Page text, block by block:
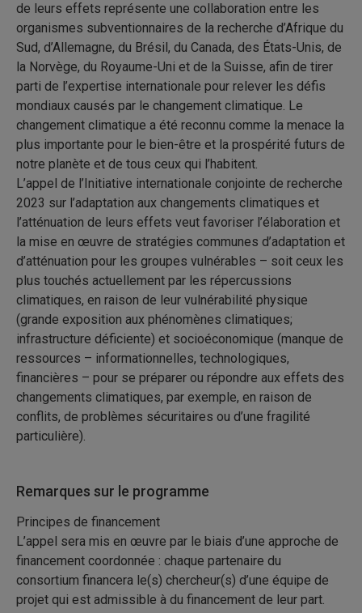
de leurs effets représente une collaboration entre les
organismes subventionnaires de la recherche d’Afrique du
Sud, d’Allemagne, du Brésil, du Canada, des États-Unis, de
la Norvège, du Royaume-Uni et de la Suisse, afin de tirer
parti de l’expertise internationale pour relever les défis
mondiaux causés par le changement climatique. Le
changement climatique a été reconnu comme la menace la
plus importante pour le bien-être et la prospérité futurs de
notre planète et de tous ceux qui l’habitent.
L’appel de l’Initiative internationale conjointe de recherche
2023 sur l’adaptation aux changements climatiques et
l’atténuation de leurs effets veut favoriser l’élaboration et
la mise en œuvre de stratégies communes d’adaptation et
d’atténuation pour les groupes vulnérables – soit ceux les
plus touchés actuellement par les répercussions
climatiques, en raison de leur vulnérabilité physique
(grande exposition aux phénomènes climatiques;
infrastructure déficiente) et socioéconomique (manque de
ressources – informationnelles, technologiques,
financières – pour se préparer ou répondre aux effets des
changements climatiques, par exemple, en raison de
conflits, de problèmes sécuritaires ou d’une fragilité
particulière).
Remarques sur le programme
Principes de financement
L’appel sera mis en œuvre par le biais d’une approche de
financement coordonnée : chaque partenaire du
consortium financera le(s) chercheur(s) d’une équipe de
projet qui est admissible à du financement de leur part.